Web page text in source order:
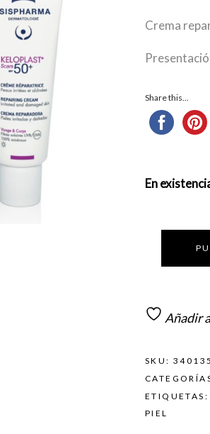
Crema
Share this...
En
Añadir
SKU:
PIEL